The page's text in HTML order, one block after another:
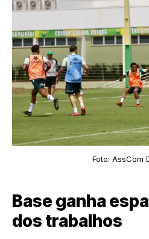
Foto: AssCom
Base ganha
dos trabalhos